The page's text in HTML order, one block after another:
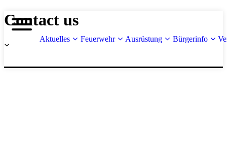
Aktuelles Feuerwehr Ausrüstung Bürgerinfo
Contact us